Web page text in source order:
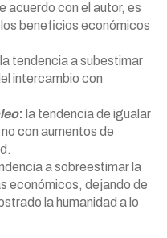
acuerdo con el autor, es
beneficios económicos
tendencia a subestimar
intercambio con
: la tendencia de igualar
con aumentos de
a sobreestimar la
económicos, dejando de
la humanidad a lo